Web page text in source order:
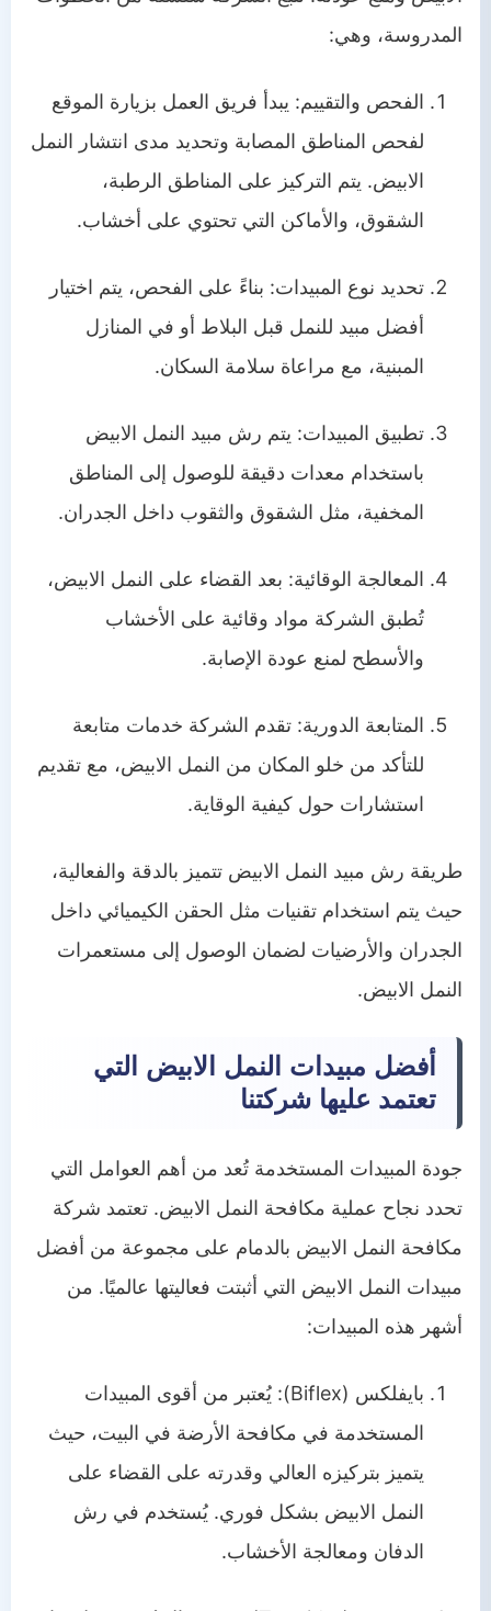
المدروسة، وهي:
الفحص والتقييم: يبدأ فريق العمل بزيارة الموقع
لفحص المناطق المصابة وتحديد مدى انتشار النمل
الابيض. يتم التركيز على المناطق الرطبة،
الشقوق، والأماكن التي تحتوي على أخشاب.
تحديد نوع المبيدات: بناءً على الفحص، يتم اختيار
أفضل مبيد للنمل قبل البلاط أو في المنازل
المبنية، مع مراعاة سلامة السكان.
تطبيق المبيدات: يتم رش مبيد النمل الابيض
باستخدام معدات دقيقة للوصول إلى المناطق
المخفية، مثل الشقوق والثقوب داخل الجدران.
المعالجة الوقائية: بعد القضاء على النمل الابيض،
تُطبق الشركة مواد وقائية على الأخشاب
والأسطح لمنع عودة الإصابة.
المتابعة الدورية: تقدم الشركة خدمات متابعة
للتأكد من خلو المكان من النمل الابيض، مع تقديم
استشارات حول كيفية الوقاية.
طريقة رش مبيد النمل الابيض تتميز بالدقة والفعالية،
حيث يتم استخدام تقنيات مثل الحقن الكيميائي داخل
الجدران والأرضيات لضمان الوصول إلى مستعمرات
النمل الابيض.
أفضل مبيدات النمل الابيض التي
تعتمد عليها شركتنا
جودة المبيدات المستخدمة تُعد من أهم العوامل التي
تحدد نجاح عملية مكافحة النمل الابيض. تعتمد شركة
مكافحة النمل الابيض بالدمام على مجموعة من أفضل
مبيدات النمل الابيض التي أثبتت فعاليتها عالميًا. من
أشهر هذه المبيدات:
بايفلكس (Biflex): يُعتبر من أقوى المبيدات
المستخدمة في مكافحة الأرضة في البيت، حيث
يتميز بتركيزه العالي وقدرته على القضاء على
النمل الابيض بشكل فوري. يُستخدم في رش
الدفان ومعالجة الأخشاب.